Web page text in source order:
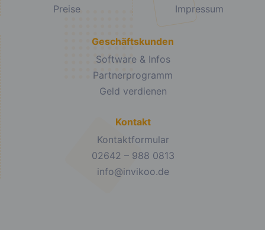
Preise
Impressum
Geschäftskunden
Software & Infos
Partnerprogramm
Geld verdienen
Kontakt
Kontaktformular
02642 – 988 0813
info@invikoo.de